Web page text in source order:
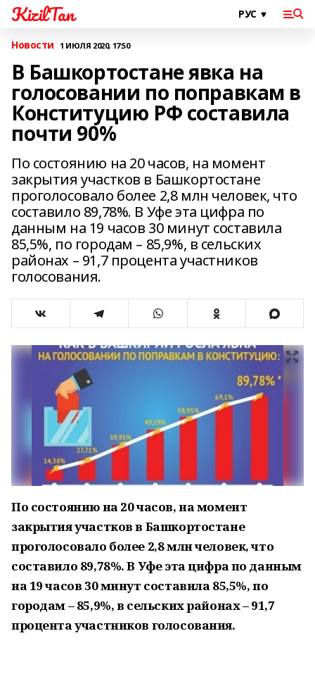
KizilTan
Новости 1 ИЮЛЯ 2020, 17:50
В Башкортостане явка на
голосовании по поправкам в
Конституцию РФ составила
почти 90%
По состоянию на 20 часов, на момент
закрытия участков в Башкортостане
проголосовало более 2,8 млн человек, что
составило 89,78%. В Уфе эта цифра по
данным на 19 часов 30 минут составила
85,5%, по городам – 85,9%, в сельских
районах – 91,7 процента участников
голосования.
По состоянию на 20 часов, на момент
закрытия участков в Башкортостане
проголосовало более 2,8 млн человек, что
составило 89,78%. В Уфе эта цифра по данным
на 19 часов 30 минут составила 85,5%, по
городам – 85,9%, в сельских районах – 91,7
процента участников голосования.